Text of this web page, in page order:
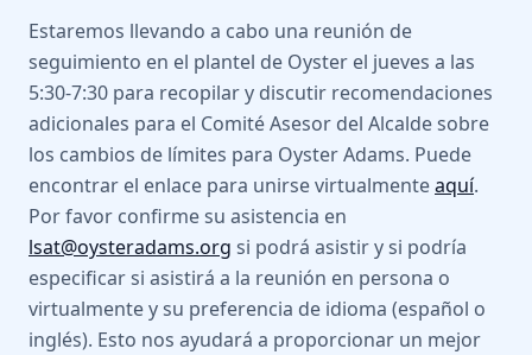
Estaremos llevando a cabo una reunión de
seguimiento en el plantel de Oyster el jueves a las
5:30-7:30 para recopilar y discutir recomendaciones
adicionales para el Comité Asesor del Alcalde sobre
los cambios de límites para Oyster Adams. Puede
encontrar el enlace para unirse virtualmenteaquí.
Por favor confirme su asistencia en
lsat@oysteradams.org si podrá asistir y si podría
especificar si asistirá a la reunión en persona o
virtualmente y su preferencia de idioma (español o
inglés). Esto nos ayudará a proporcionar un mejor